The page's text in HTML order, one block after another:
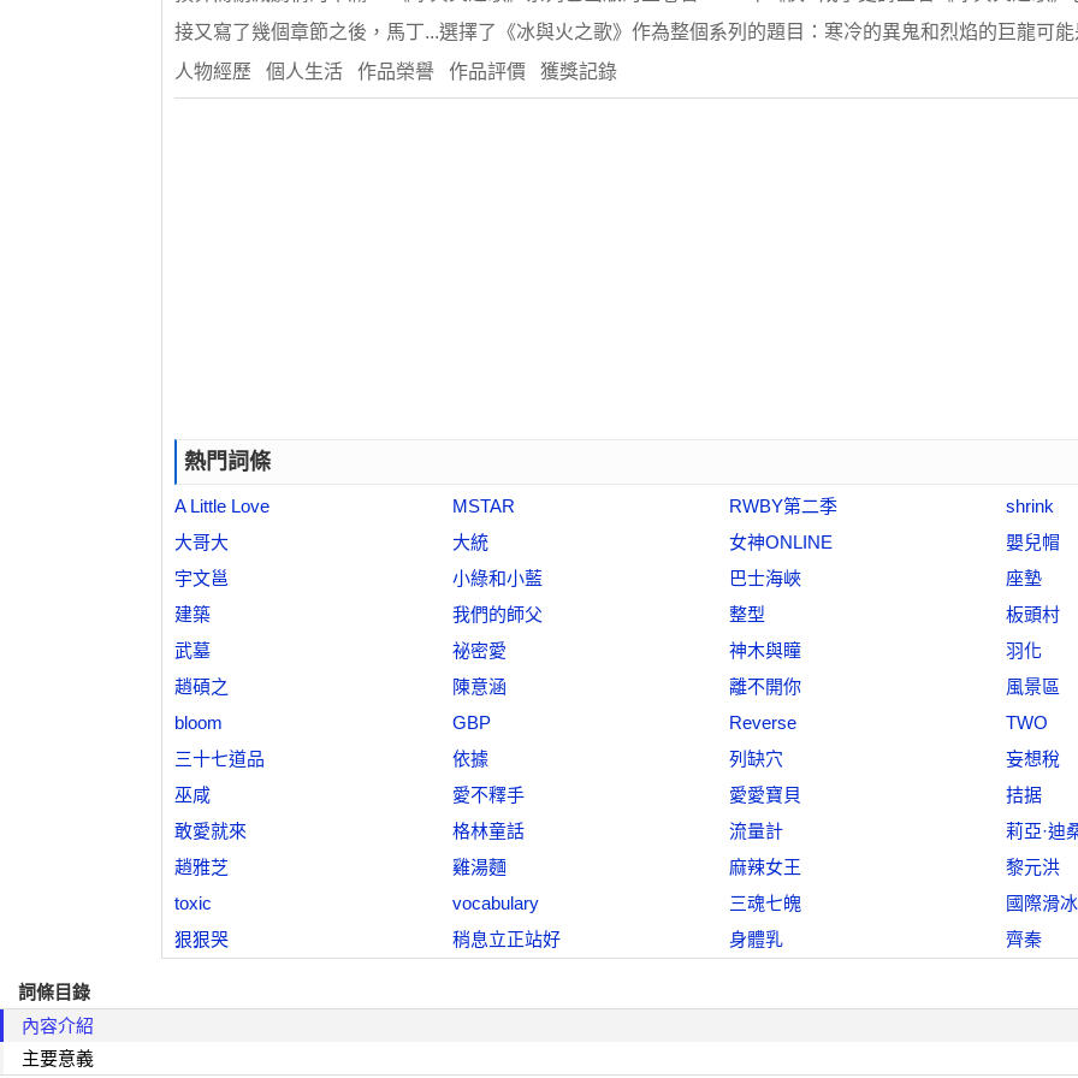
接又寫了幾個章節之後，馬丁...選擇了《冰與火之歌》作為整個系列的題目：寒冷的異鬼和烈焰的巨龍可能
人物經歷 個人生活 作品榮譽 作品評價 獲獎記錄
熱門詞條
A Little Love MSTAR RWBY第二季
shrink
大哥大
大統 女神ONLINE
嬰兒帽
宇文邕
小綠和小藍 巴士海峽
座墊
建築
我們的師父 整型
板頭村
武墓
祕密愛 神木與瞳
羽化
趙碩之
陳意涵 離不開你
風景區
bloom
GBP Reverse
TWO
三十七道品
依據 列缺穴
妄想稅
巫咸
愛不釋手 愛愛寶貝
拮据
敢愛就來
格林童話 流量計
莉亞·迪
趙雅芝
雞湯麵 麻辣女王
黎元洪
toxic
vocabulary 三魂七魄
國際滑
狠狠哭
稍息立正站好 身體乳 齊秦
詞條目錄
內容介紹
主要意義